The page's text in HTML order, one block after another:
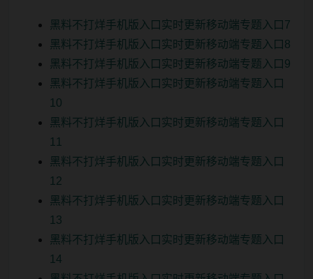
黑料不打烊手机版入口实时更新移动端专题入口7
黑料不打烊手机版入口实时更新移动端专题入口8
黑料不打烊手机版入口实时更新移动端专题入口9
黑料不打烊手机版入口实时更新移动端专题入口
10
黑料不打烊手机版入口实时更新移动端专题入口
11
黑料不打烊手机版入口实时更新移动端专题入口
12
黑料不打烊手机版入口实时更新移动端专题入口
13
黑料不打烊手机版入口实时更新移动端专题入口
14